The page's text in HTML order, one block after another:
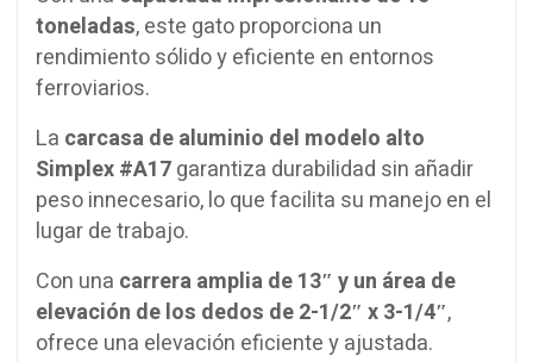
toneladas, este gato proporciona un
rendimiento sólido y eficiente en entornos
ferroviarios.
La carcasa de aluminio del modelo alto
Simplex #A17garantiza durabilidad sin añadir
peso innecesario, lo que facilita su manejo en el
lugar de trabajo.
Con una carrera amplia de 13″ y un área de
elevación de los dedos de 2-1/2″ x 3-1/4″,
ofrece una elevación eficiente y ajustada.